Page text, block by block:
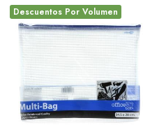
Descuentos Por Volumen